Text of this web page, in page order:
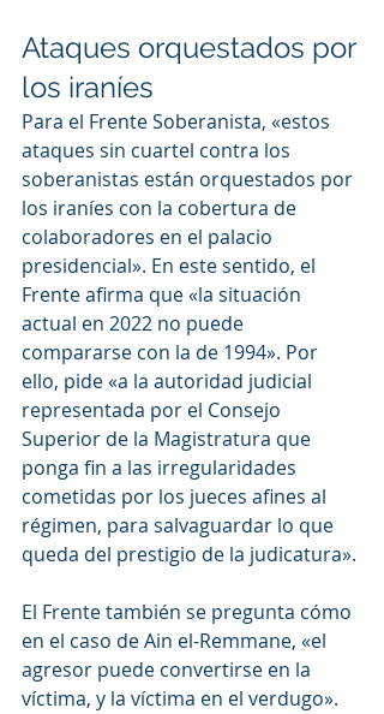
Ataques orquestados por
los iraníes
Para el Frente Soberanista, «estos
ataques sin cuartel contra los
soberanistas están orquestados por
los iraníes con la cobertura de
colaboradores en el palacio
presidencial». En este sentido, el
Frente afirma que «la situación
actual en 2022 no puede
compararse con la de 1994». Por
ello, pide «a la autoridad judicial
representada por el Consejo
Superior de la Magistratura que
ponga fin a las irregularidades
cometidas por los jueces afines al
régimen, para salvaguardar lo que
queda del prestigio de la judicatura».
El Frente también se pregunta cómo
en el caso de Ain el-Remmane, «el
agresor puede convertirse en la
víctima, y la víctima en el verdugo».